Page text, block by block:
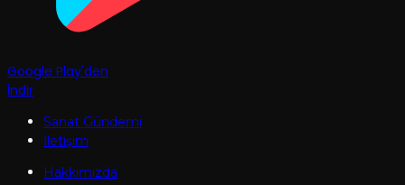
Google Play'den
İndir
Sanat Gündemi
İletişim
Hakkımızda